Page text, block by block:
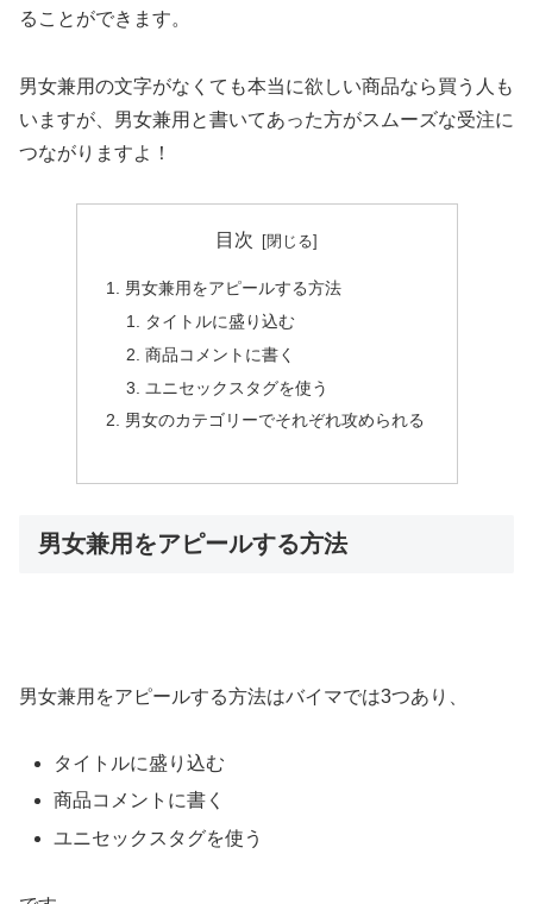
ることができます。
男女兼用の文字がなくても本当に欲しい商品なら買う人も
いますが、男女兼用と書いてあった方がスムーズな受注に
つながりますよ！
目次
男女兼用をアピールする方法
タイトルに盛り込む
商品コメントに書く
ユニセックスタグを使う
男女のカテゴリーでそれぞれ攻められる
男女兼用をアピールする方法
男女兼用をアピールする方法はバイマでは3つあり、
タイトルに盛り込む
商品コメントに書く
ユニセックスタグを使う